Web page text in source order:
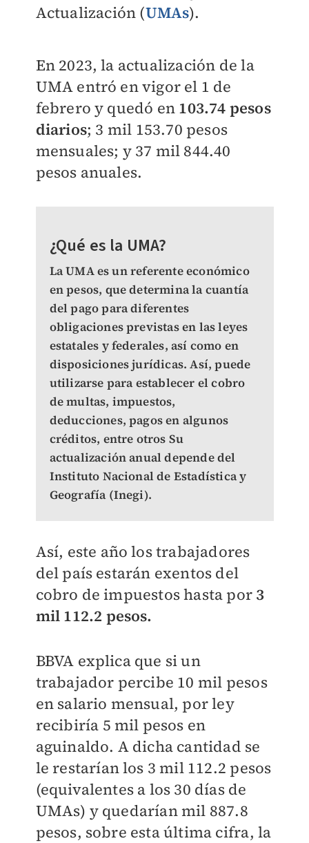
Actualización (UMAs).
En 2023, la actualización de la
UMA entró en vigor el 1 de
febrero y quedó en 103.74 pesos
diarios; 3 mil 153.70 pesos
mensuales; y 37 mil 844.40
pesos anuales.
¿Qué es la UMA?
La UMA es un referente económico
en pesos, que determina la cuantía
del pago para diferentes
obligaciones previstas en las leyes
estatales y federales, así como en
disposiciones jurídicas. Así, puede
utilizarse para establecer el cobro
de multas, impuestos,
deducciones, pagos en algunos
créditos, entre otros Su
actualización anual depende del
Instituto Nacional de Estadística y
Geografía (Inegi).
Así, este año los trabajadores
del país estarán exentos del
cobro de impuestos hasta por 3
mil 112.2 pesos.
BBVA explica que si un
trabajador percibe 10 mil pesos
en salario mensual, por ley
recibiría 5 mil pesos en
aguinaldo. A dicha cantidad se
le restarían los 3 mil 112.2 pesos
(equivalentes a los 30 días de
UMAs) y quedarían mil 887.8
pesos, sobre esta última cifra, la